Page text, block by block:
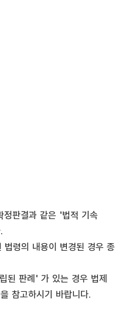
정판결과 같은 '법적 기속
령의 내용이 변경된 경우 종
된 판례' 가 있는 경우 법제
참고하시기 바랍니다.